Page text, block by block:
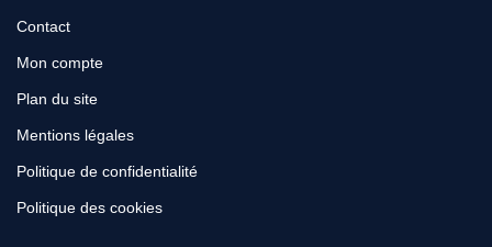
Contact
Mon compte
Plan du site
Mentions légales
Politique de confidentialité
Politique des cookies